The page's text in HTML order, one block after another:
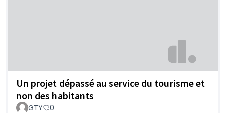
Un projet dépassé au service du tourisme et
non des habitants
GTY 0